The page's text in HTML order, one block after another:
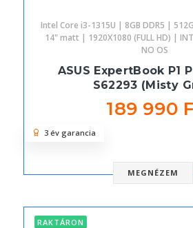
Intel Core i3-1315U | 8GB DDR5 |
14" matt | 1920X1080 (FULL HD) |
NO OS
ASUS ExpertBook P1
S62293 (Misty
189 990
MEGNÉZEM
3 év garancia
RAKTÁRON